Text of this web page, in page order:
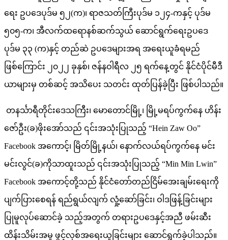
ရေး ဥပဒေပုဒ်မ ၅၂(က)၊ ရာဇသတ်ကြီးပုဒ်မ ၁၂၄-ကနှင့် ပုဒ်မ
၅၀၅-က၊ အီလက်ထရောနစ်ဆက်သွယ် ဆောင်ရွက်ရေးဥပဒေ
ပုဒ်မ ၃၃ (က)နှင့် တည်ဆဲ ဥပဒေများအရ အရေးယူခံရမည်
ဖြစ်ကြောင်း ၂၀၂၂ ခုနှစ်၊ ဇန်နဝါရီလ ၂၅ ရက်နေ့တွင် နိုင်ငံပိုင်မီဒီ
ယာများမှ တစ်ဆင့် အသိပေး သတင်း ထုတ်ပြန်ခဲ့ပြီး ဖြစ်ပါသည်။
တနင်္သာရီတိုင်းဒေသကြီး၊ မောတောင်မြို့၊ မြို့မရပ်ကွက်နေ ဟိန်း
ဇော်ဦး(ခ)ဖိုးအော်သည် ၎င်းအသုံးပြုသည့် “Hein Zaw Oo”
Facebook အကောင့်၊ မြိတ်မြို့နယ်၊ နောက်လယ်ရပ်ကွက်နေ မင်း
မင်းလွင်(ခ)ကိုသာထူးသည် ၎င်းအသုံးပြုသည့် “Min Min Lwin”
Facebook အကောင့်တို့သည် နိုင်ငံတော်တည်ငြိမ်အေးချမ်းရေးကို
ပျက်ပြားစေရန် ရည်ရွယ်လျက် လှုံ့ဆော်ခြင်း၊ ဝါဒဖြန့်ခြင်းများ
ပြုမူလုပ်ဆောင်ခဲ့ သည့်အတွက် တရားဥပဒေနှင့်အညီ ဖမ်းဆီး
ထိန်းသိမ်းအမှု ဖွင့်လှစ်အရေးယူခြင်းများ ဆောင်ရွက်ခဲ့ပါသည်။